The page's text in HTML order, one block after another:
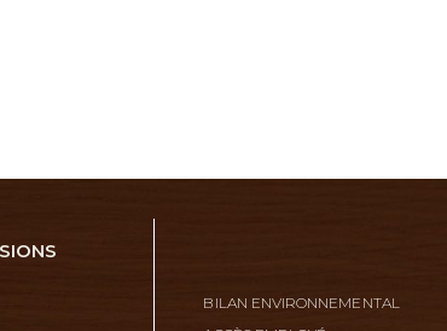
BILAN ENVIRONNEMENTAL